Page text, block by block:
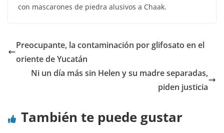
con mascarones de piedra alusivos a Chaak.
Preocupante, la contaminación por glifosato en el
oriente de Yucatán
Ni un día más sin Helen y su madre separadas,
piden justicia
También te puede gustar